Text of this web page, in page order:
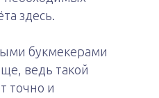
здесь.
букмекерами
ведь такой
точно и